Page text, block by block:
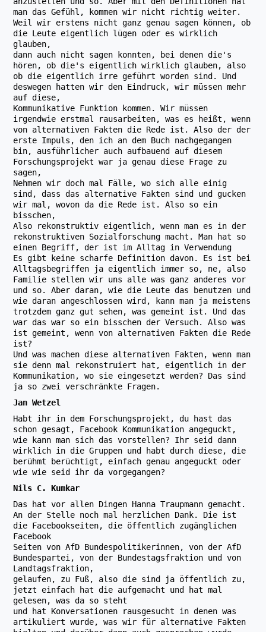
man das Gefühl, kommen wir nicht richtig weiter.
Weil wir erstens nicht ganz genau sagen können, ob
die Leute eigentlich lügen oder es wirklich
glauben,
dann auch nicht sagen konnten, bei denen die's
hören, ob die's eigentlich wirklich glauben, also
ob die eigentlich irre geführt worden sind. Und
deswegen hatten wir den Eindruck, wir müssen mehr
auf diese,
Kommunikative Funktion kommen. Wir müssen
irgendwie erstmal rausarbeiten, was es heißt, wenn
von alternativen Fakten die Rede ist. Also der der
erste Impuls, den ich an dem Buch nachgegangen
bin, ausführlicher auch aufbauend auf diesem
Forschungsprojekt war ja genau diese Frage zu
sagen,
Nehmen wir doch mal Fälle, wo sich alle einig
sind, dass das alternative Fakten sind und gucken
wir mal, wovon da die Rede ist. Also so ein
bisschen,
Also rekonstruktiv eigentlich, wenn man es in der
rekonstruktiven Sozialforschung macht. Man hat so
einen Begriff, der ist im Alltag in Verwendung
Es gibt keine scharfe Definition davon. Es ist bei
Alltagsbegriffen ja eigentlich immer so, ne, also
Familie stellen wir uns alle was ganz anderes vor
und so. Aber daran, wie die Leute das benutzen und
wie daran angeschlossen wird, kann man ja meistens
trotzdem ganz gut sehen, was gemeint ist. Und das
war das war so ein bisschen der Versuch. Also was
ist gemeint, wenn von alternativen Fakten die Rede
ist?
Und was machen diese alternativen Fakten, wenn man
sie denn mal rekonstruiert hat, eigentlich in der
Kommunikation, wo sie eingesetzt werden? Das sind
ja so zwei verschränkte Fragen.
Jan Wetzel
Habt ihr in dem Forschungsprojekt, du hast das
schon gesagt, Facebook Kommunikation angeguckt,
wie kann man sich das vorstellen? Ihr seid dann
wirklich in die Gruppen und habt durch diese, die
berühmt berüchtigt, einfach genau angeguckt oder
wie wie seid ihr da vorgegangen?
Nils C. Kumkar
Das hat vor allen Dingen Hanna Traupmann gemacht.
An der Stelle noch mal herzlichen Dank. Die ist
die Facebookseiten, die öffentlich zugänglichen
Facebook
Seiten von AfD Bundespolitikerinnen, von der AfD
Bundespartei, von der Bundestagsfraktion und von
Landtagsfraktion,
gelaufen, zu Fuß, also die sind ja öffentlich zu,
jetzt einfach hat die aufgemacht und hat mal
gelesen, was da so steht
und hat Konversationen rausgesucht in denen was
artikuliert wurde, was wir für alternative Fakten